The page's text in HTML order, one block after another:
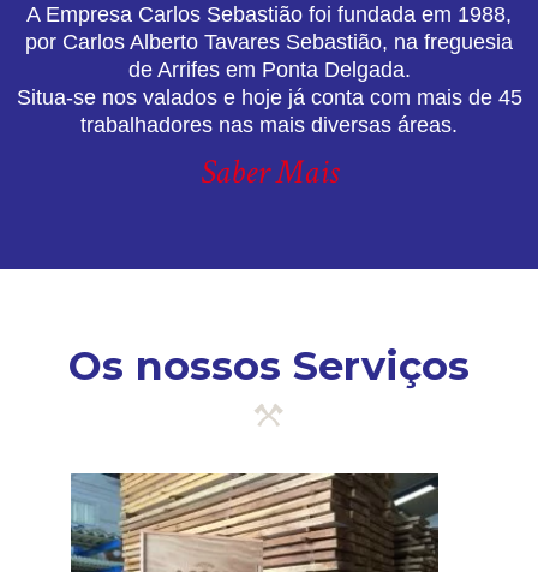
A Empresa Carlos Sebastião foi fundada em 1988,
por Carlos Alberto Tavares Sebastião, na freguesia
de Arrifes em Ponta Delgada.
Situa-se nos valados e hoje já conta com mais de 45
trabalhadores nas mais diversas áreas.
Saber Mais
Os nossos Serviços